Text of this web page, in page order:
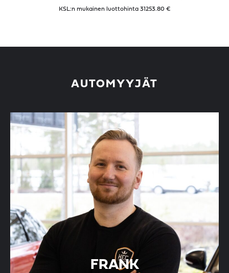
KSL:n mukainen luottohinta 31253.80 €
AUTOMYYJÄT
FRANK